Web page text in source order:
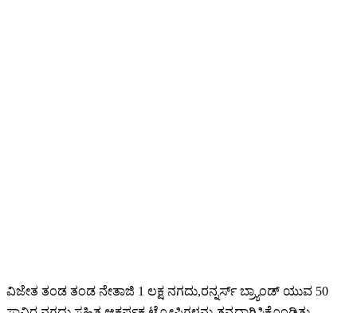
ವಿಜೇತ ತಂಡ ತಂಡ ನೇತಾಜಿ 1 ಲಕ್ಷ ನಗದು,ರನ್ನರ್ಸ್ ಬ್ರ್ಯಾಂಡ್ ಯುವ 50